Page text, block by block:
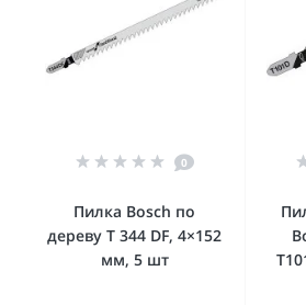
0
Пилка Bosch по
дереву T 344 DF, 4×152
мм, 5 шт